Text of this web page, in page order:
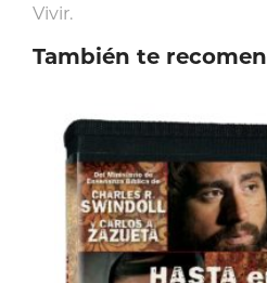
Vivir.
También te